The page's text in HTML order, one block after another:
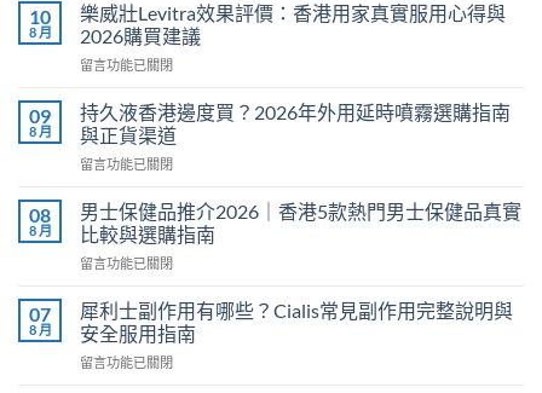
10
8 月
樂威壯Levitra效果評價：香港用家真實服用心得與
2026購買建議
在
威
壯
Levitra
效
評
價：
港
家
真
服
留言功能已關閉
09
8 月
持久液香港邊度買？2026年外用延時噴霧選購指南
與正貨渠道
在
久
液
香
港
度
買？
2026
年
留言功能已關閉
08
8 月
男士保健品推介2026｜香港5款熱門男士保健品真實
比較與選購指南
在
士
保
健
品
留言功能已關閉
07
8 月
犀利士副作用有哪些？Cialis常見副作用完整說明與
安全服用指南
在
留言功能已關閉